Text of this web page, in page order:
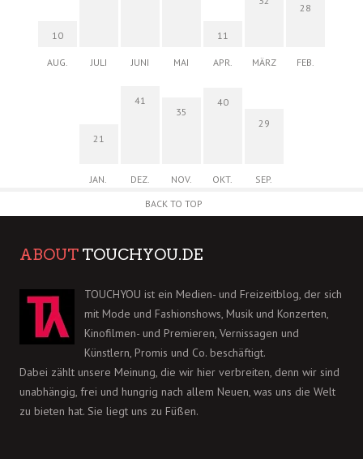
10
AUG. JULI JUNI MAI
11
APR. MÄRZ
28
FEB.
21
JAN.
41
DEZ.
35
NOV.
40
OKT.
29
SEP.
BACK TO TOP
ABOUT TOUCHYOU.DE
TOUCHYOU ist ein Medien- und Freizeitblog, der sich
mit Mode und Fashionshows, Musik und Konzerten,
Kinofilmen- und Premieren, Vernissagen und
Künstlern, Promis und Co. beschäftigt.
Dabei zählt unsere Meinung, die wir hier verbreiten, denn wir sind
unabhängig, frei und hungrig nach allem Neuen, was uns die Welt
zu bieten hat. Sie liegt uns zu Füßen.